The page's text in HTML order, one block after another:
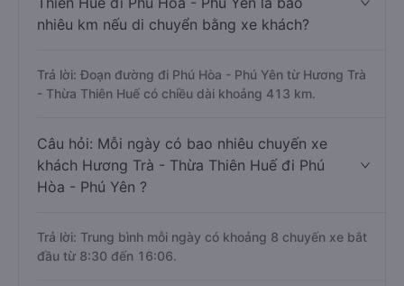
nhiêu km nếu di chuyển bằng xe khách?
Trả lời: Đoạn đường đi Phú Hòa - Phú Yên từ Hương Trà
- Thừa Thiên Huế có chiều dài khoảng 413 km.
Câu hỏi: Mỗi ngày có bao nhiêu chuyến xe
khách Hương Trà - Thừa Thiên Huế đi Phú
Hòa - Phú Yên ?
Trả lời: Trung bình mỗi ngày có khoảng 8 chuyến xe bắt
đầu từ 8:30 đến 16:06.